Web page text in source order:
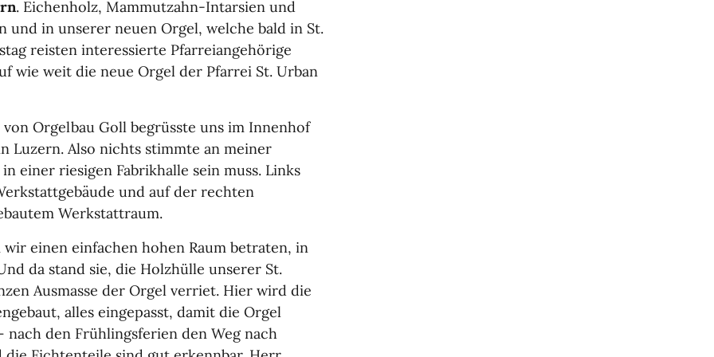
. Eichenholz, Mammutzahn-Intarsien und
und in unserer neuen Orgel, welche bald in St.
reisten interessierte Pfarreiangehörige
wie weit die neue Orgel der Pfarrei St. Urban
Orgelbau Goll begrüsste uns im Innenhof
Luzern. Also nichts stimmte an meiner
einer riesigen Fabrikhalle sein muss. Links
und auf der rechten
Werkstattraum.
einen einfachen hohen Raum betraten, in
da stand sie, die Holzhülle unserer St.
Ausmasse der Orgel verriet. Hier wird die
alles eingepasst, damit die Orgel
den Frühlingsferien den Weg nach